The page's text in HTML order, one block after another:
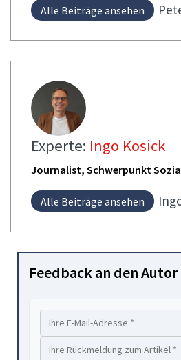
Alle Beiträge ansehen
Experte: Ingo Kosick
Journalist, Schwerpunkt
Alle Beiträge ansehen
Feedback an den Autor